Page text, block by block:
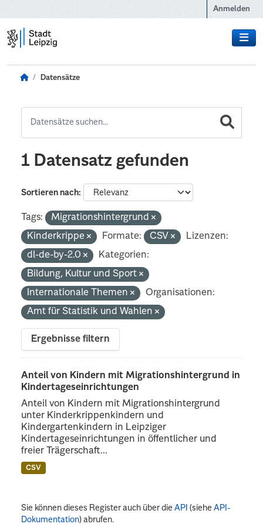
Anmelden
Datensätze
1 Datensatz gefunden
Sortieren nach
Tags:
Migrationshintergrund
Kinderkrippe
Formate: CSV
Lizenzen:
dl-de-by-2.0
Kategorien:
Bildung, Kultur und Sport
Internationale Themen
Organisationen:
Amt für Statistik und Wahlen
Ergebnisse filtern
Anteil von Kindern mit Migrationshintergrund in
Kindertageseinrichtungen
Anteil von Kindern mit Migrationshintergrund
unter Kinderkrippenkindern und
Kindergartenkindern in Leipziger
Kindertageseinrichtungen in öffentlicher und
freier Trägerschaft...
CSV
Sie können dieses Register auch über dieAPI (sieheAPI-
Dokumentation) abrufen.